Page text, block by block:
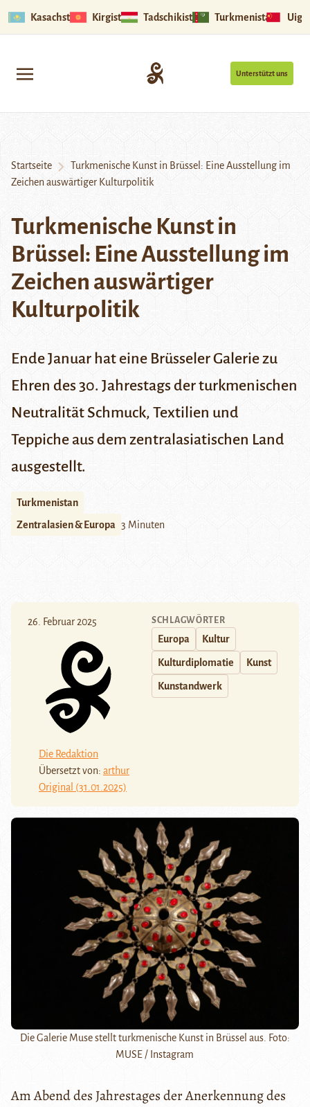
Kasachstan Kirgistan Tadschikistan Turkmenistan
Unterstützt uns
Startseite
Turkmenische Kunst in Brüssel: Eine Ausstellung im
Zeichen auswärtiger Kulturpolitik
Turkmenische Kunst in
Brüssel: Eine Ausstellung im
Zeichen auswärtiger
Kulturpolitik
Ende Januar hat eine Brüsseler Galerie zu
Ehren des 30. Jahrestags der turkmenischen
Neutralität Schmuck, Textilien und
Teppiche aus dem zentralasiatischen Land
ausgestellt.
Turkmenistan
Zentralasien & Europa 3 Minuten
26. Februar 2025
Die Redaktion
Übersetzt von: arthur
Original (31.01.2025)
SCHLAGWÖRTER
Europa Kultur
Kulturdiplomatie Kunst
Kunstandwerk
Die Galerie Muse stellt turkmenische Kunst in Brüssel aus. Foto:
MUSE / Instagram
Am Abend des Jahrestages der Anerkennung des